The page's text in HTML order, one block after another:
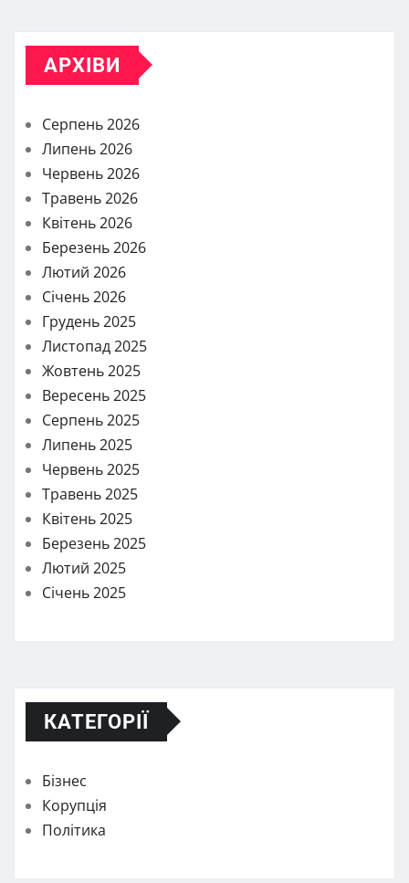
АРХІВИ
Серпень 2026
Липень 2026
Червень 2026
Травень 2026
Квітень 2026
Березень 2026
Лютий 2026
Січень 2026
Грудень 2025
Листопад 2025
Жовтень 2025
Вересень 2025
Серпень 2025
Липень 2025
Червень 2025
Травень 2025
Квітень 2025
Березень 2025
Лютий 2025
Січень 2025
КАТЕГОРІЇ
Бізнес
Корупція
Політика